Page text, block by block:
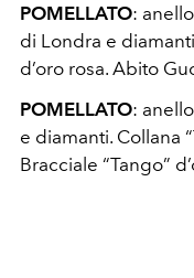
POMELLATO:
di Londra e
d’oro rosa. Abito
POMELLATO:
e diamanti. Collana
Bracciale “Tango”